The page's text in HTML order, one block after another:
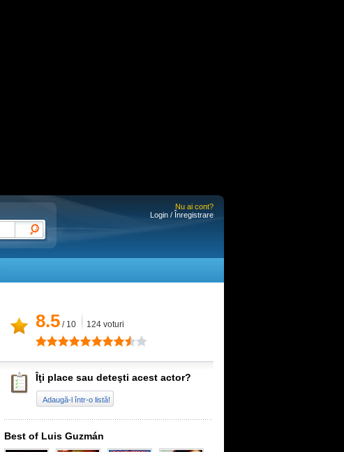
Nu ai cont?
Login / Înregistrare
8.5 / 10 124 voturi
Îţi place sau deteşti acest actor?
Adaugă-l într-o listă!
Best of Luis Guzmán